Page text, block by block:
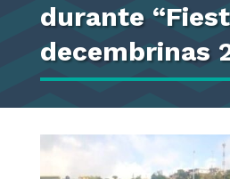
durante
decembrinas